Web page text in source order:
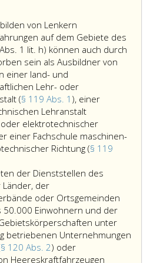
in
der
Litera
lang
als
das
Ausbilden
von
Lenkern
der
Erbringung
des
der
im
e,
Schulen
befreien,
von Lenkern
auf dem Gebiete des
1 lit. h) können auch durch
sein als Ausbildner von
des
eins,
einer land- und
Lehr- oder
(§ 119 Abs. 1 ), einer
Lehranstalt
elektrotechnischer
einer Fachschule maschinen-
Richtung (§ 119
der Dienststellen des
Länder, der
oder Ortsgemeinden
50.000 Einwohnern und der
unter
betriebenen Unternehmungen
§ 120 Abs. 2) oderBediensteten
der
Heereskraftfahrzeugen